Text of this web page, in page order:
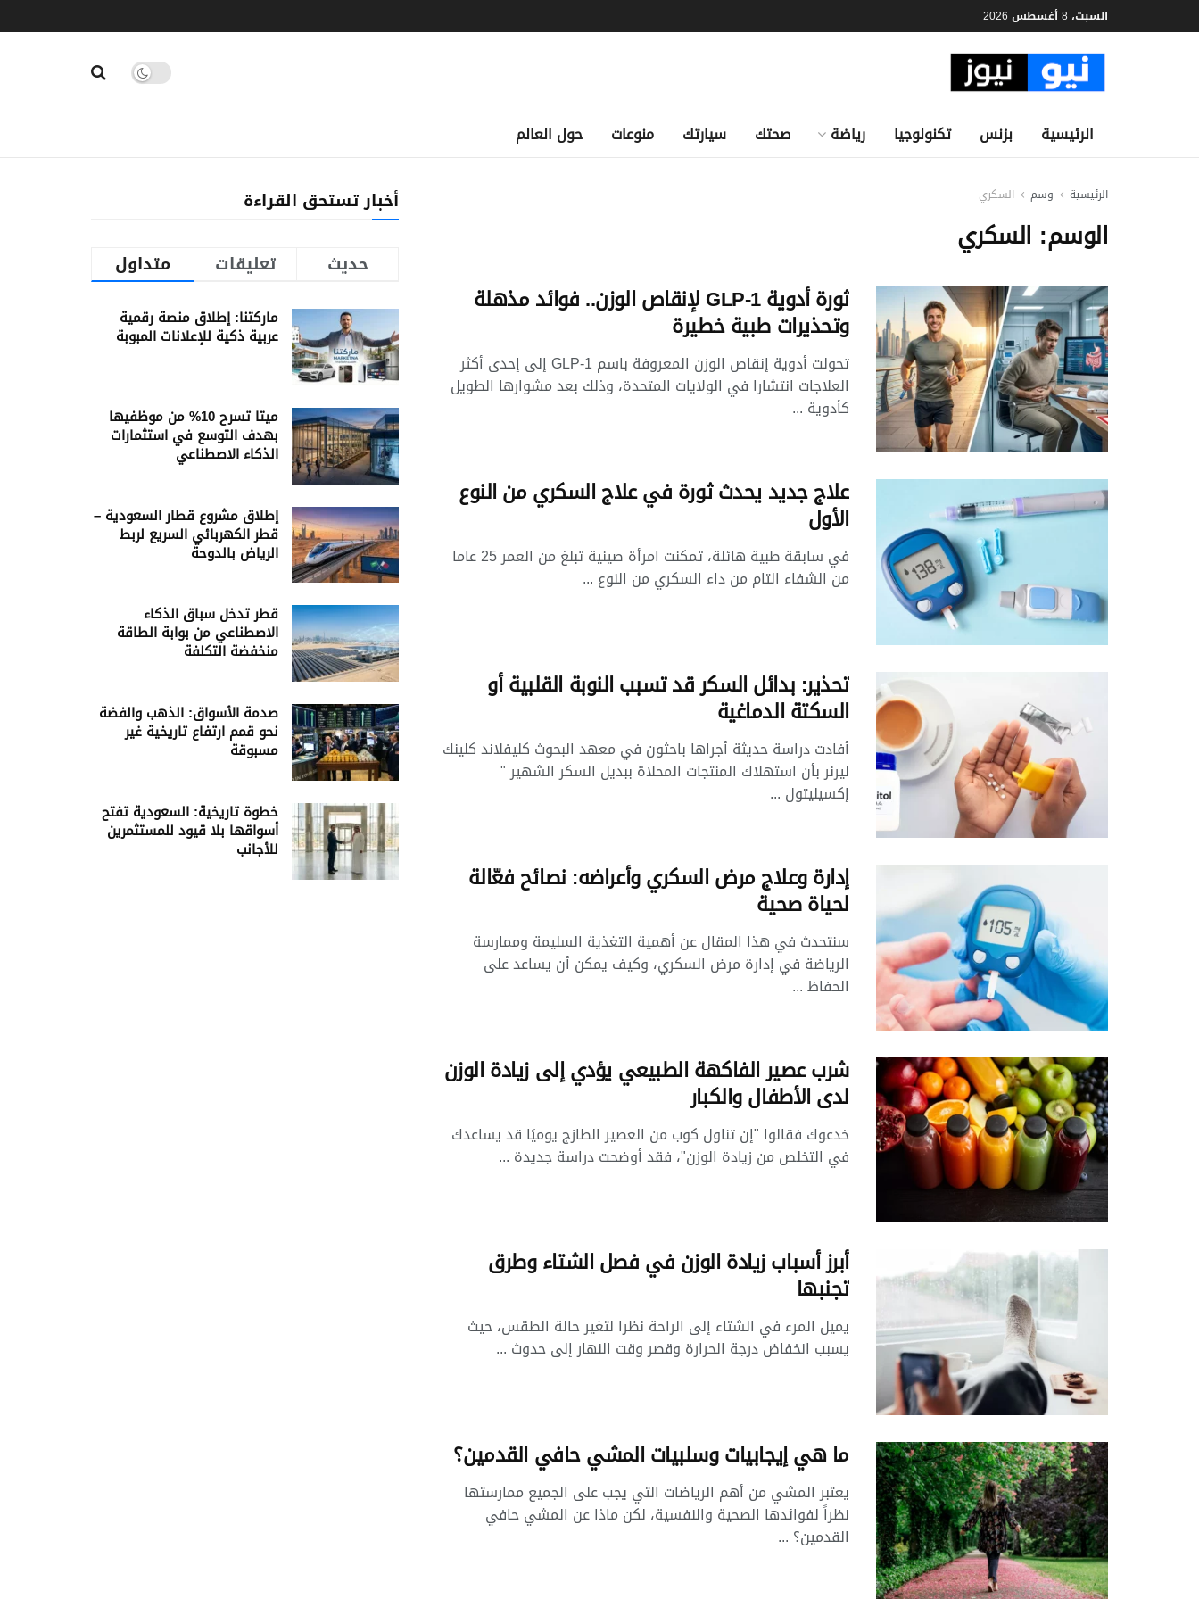
السبت، 8 أغسطس 2026
الرئيسية بزنس تكنولوجيا رياضة صحتك سيارتك منوعات حول العالم
الرئيسية وسم السكري
الوسم: السكري
ثورة أدوية GLP-1 لإنقاص الوزن.. فوائد مذهلة
وتحذيرات طبية خطيرة
تحولت أدوية إنقاص الوزن المعروفة باسم GLP-1 إلى إحدى أكثر
العلاجات انتشارا في الولايات المتحدة، وذلك بعد مشوارها الطويل
كأدوية ...
علاج جديد يحدث ثورة في علاج السكري من النوع
الأول
في سابقة طبية هائلة، تمكنت امرأة صينية تبلغ من العمر 25 عاما
من الشفاء التام من داء السكري من النوع ...
تحذير: بدائل السكر قد تسبب النوبة القلبية أو
السكتة الدماغية
أفادت دراسة حديثة أجراها باحثون في معهد البحوث كليفلاند كلينك
ليرنر بأن استهلاك المنتجات المحلاة ببديل السكر الشهير "
إكسيليتول ...
إدارة وعلاج مرض السكري وأعراضه: نصائح فعّالة
لحياة صحية
سنتحدث في هذا المقال عن أهمية التغذية السليمة وممارسة
الرياضة في إدارة مرض السكري، وكيف يمكن أن يساعد على
الحفاظ ...
شرب عصير الفاكهة الطبيعي يؤدي إلى زيادة الوزن
لدى الأطفال والكبار
خدعوك فقالوا "إن تناول كوب من العصير الطازج يوميًا قد يساعدك
في التخلص من زيادة الوزن"، فقد أوضحت دراسة جديدة ...
أبرز أسباب زيادة الوزن في فصل الشتاء وطرق
تجنبها
يميل المرء في الشتاء إلى الراحة نظرا لتغير حالة الطقس، حيث
يسبب انخفاض درجة الحرارة وقصر وقت النهار إلى حدوث ...
ما هي إيجابيات وسلبيات المشي حافي القدمين؟
يعتبر المشي من أهم الرياضات التي يجب على الجميع ممارستها
نظراً لفوائدها الصحية والنفسية، لكن ماذا عن المشي حافي
القدمين؟ ...
أخبار تستحق القراءة
متداول تعليقات حديث
ماركتنا: إطلاق منصة رقمية
عربية ذكية للإعلانات المبوبة
ميتا تسرح 10% من موظفيها
بهدف التوسع في استثمارات
الذكاء الاصطناعي
إطلاق مشروع قطار السعودية –
قطر الكهربائي السريع لربط
الرياض بالدوحة
قطر تدخل سباق الذكاء
الاصطناعي من بوابة الطاقة
منخفضة التكلفة
صدمة الأسواق: الذهب والفضة
نحو قمم ارتفاع تاريخية غير
مسبوقة
خطوة تاريخية: السعودية تفتح
أسواقها بلا قيود للمستثمرين
للأجانب